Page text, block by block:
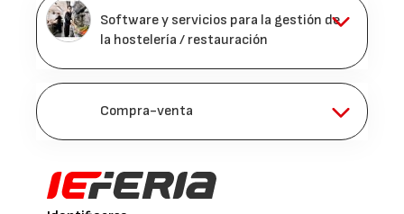
Software y servicios para la gestión de
la hostelería / restauración
Compra-venta